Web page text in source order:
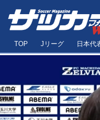
TOP Jリーグ 日本代